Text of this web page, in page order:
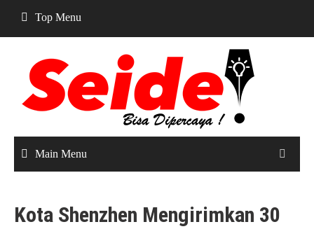
content
Top Menu
Main Menu
Kota Shenzhen Mengirimkan 30